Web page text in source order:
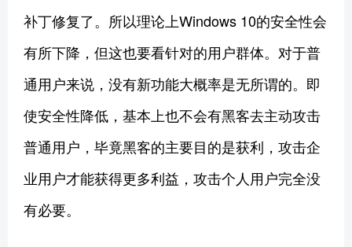
补丁修复了。所以理论上Windows 10的安全性会
有所下降，但这也要看针对的用户群体。对于普
通用户来说，没有新功能大概率是无所谓的。即
使安全性降低，基本上也不会有黑客去主动攻击
普通用户，毕竟黑客的主要目的是获利，攻击企
业用户才能获得更多利益，攻击个人用户完全没
有必要。